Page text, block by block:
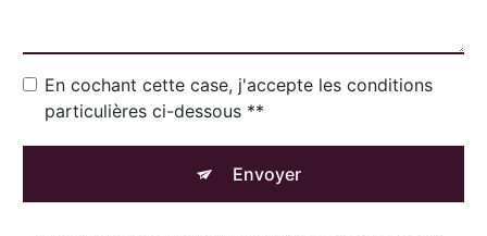
En cochant cette case, j'accepte les conditions
particulières ci-dessous **
Envoyer